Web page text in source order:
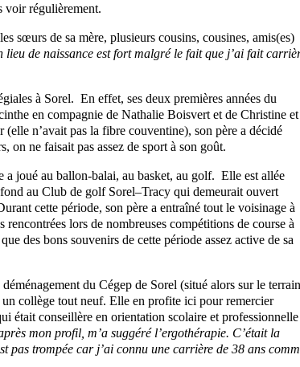
voir régulièrement.
sœurs de sa mère, plusieurs cousins, cousines, amis(es)
lieu de naissance est fort malgré le fait que j’ai fait
à Sorel. En effet, ses deux premières années du
en compagnie de Nathalie Boisvert et de Christine et
n’avait pas la fibre couventine), son père a décidé
on ne faisait pas assez de sport à son goût.
joué au ballon-balai, au basket, au golf. Elle est allée
au Club de golf Sorel–Tracy qui demeurait ouvert
cette période, son père a entraîné tout le voisinage à
lors de nombreuses compétitions de course à
des bons souvenirs de cette période assez active de sa
du Cégep de Sorel (situé alors sur le terrain
collège tout neuf. Elle en profite ici pour remercier
était conseillère en orientation scolaire et
mon profil, m’a suggéré l’ergothérapie. C’était la
pas trompée car j’ai connu une carrière de 38 ans